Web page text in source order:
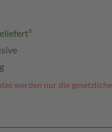
werden nur die